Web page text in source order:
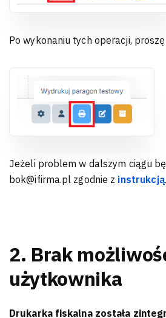
Po wykonaniu tych operacji,
Jeżeli problem w dalszym ciągu
bok@ifirma.pl zgodnie z instrukcją.
2. Brak
użytkownika
Drukarka fiskalna została